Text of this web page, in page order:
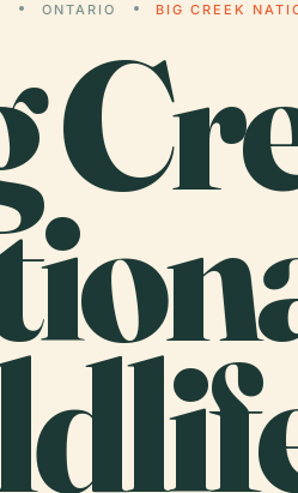
ONTARIO BIG CREEK